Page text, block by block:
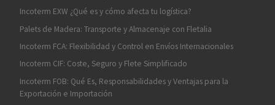
Incoterm EXW ¿Qué es y cómo afecta tu logística?
Palets de Madera: Transporte y Almacenaje con Fletalia
Incoterm FCA: Flexibilidad y Control en Envíos Internacionales
Incoterm CIF: Coste, Seguro y Flete Simplificado
Incoterm FOB: Qué Es, Responsabilidades y Ventajas para la
Exportación e Importación